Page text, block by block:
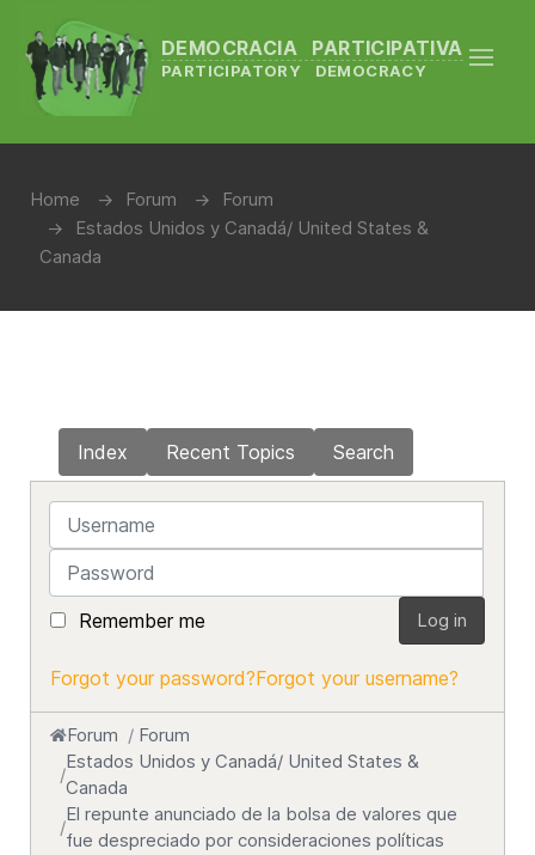
DEMOCRACIA PARTICIPATIVA
PARTICIPATORY DEMOCRACY
Home Forum
Forum
Estados Unidos y Canadá/ United States &
Canada
Index Recent Topics Search
Username
Password
Remember me Log in
Forgot your password?Forgot your username?
Forum
Forum
Estados Unidos y Canadá/ United States &
Canada
El repunte anunciado de la bolsa de valores que
fue despreciado por consideraciones políticas